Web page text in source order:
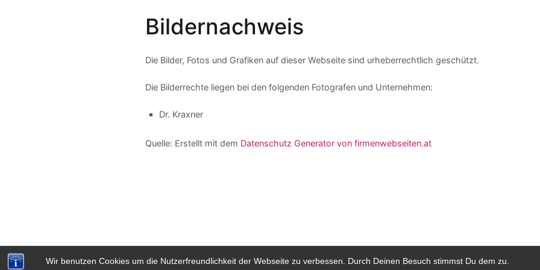
Wir benutzen Cookies um die Nutzerfreundlichkeit der Webseite zu verbessen. Durch Deinen Besuch stimmst Du dem zu.
Bildernachweis
Die Bilder, Fotos und Grafiken auf dieser Webseite sind urheberrechtlich geschützt.
Die Bilderrechte liegen bei den folgenden Fotografen und Unternehmen:
Dr. Kraxner
Quelle: Erstellt mit dem Datenschutz Generator von firmenwebseiten.at
Copyright © 2026Dr. Karl Heinz Kraxner. Powered by Zakraand